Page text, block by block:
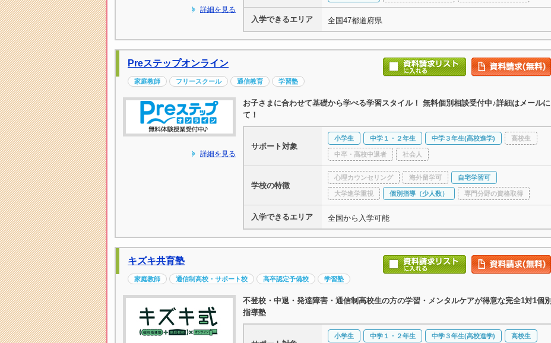
詳細を見る
入学できるエリア 全国47都道府県
Preステップオンライン
家庭教師 フリースクール 通信教育 学習塾
詳細を見る
お子さまに合わせて基礎から学べる学習スタイル！ 無料個別相談受付中♪詳細はメールに
て！
サポート対象
小学生 中学１・２年生 中学３年生(高校進学) 高校生
中卒・高校中退者 社会人
学校の特徴
心理カウンセリング 海外留学可 自宅学習可
大学進学重視 個別指導（少人数） 専門分野の資格取得
入学できるエリア 全国から入学可能
キズキ共育塾
家庭教師 通信制高校・サポート校 高卒認定予備校 学習塾
不登校・中退・発達障害・通信制高校生の方の学習・メンタルケアが得意な完全1対1個別
指導塾
小学生 中学１・２年生 中学３年生(高校進学) 高校生